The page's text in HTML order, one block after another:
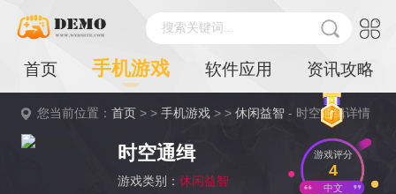
搜索关键词...
首页 手机游戏 软件应用 资讯攻略
您当前位置：首页 > >手机游戏 > >休闲益智 - 时空通缉详情
时空通缉
游戏类别： 休闲益智
游戏评分
4
中文